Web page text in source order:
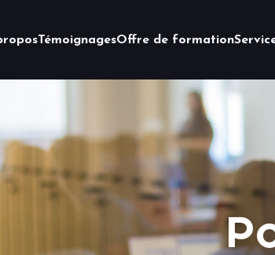
TémoignagesOffre de formation